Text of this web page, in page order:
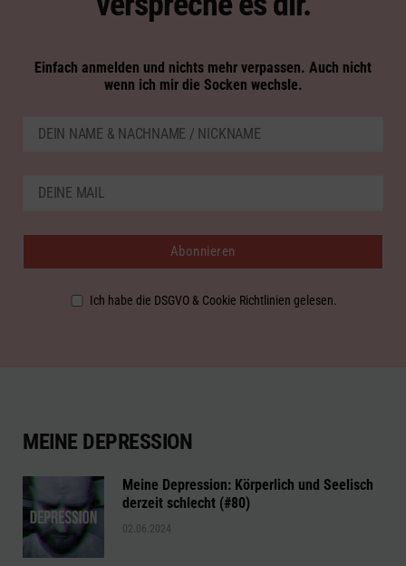
Einfach anmelden und nichts mehr verpassen. Auch nicht
wenn ich mir die Socken wechsle.
Ich habe die DSGVO & Cookie Richtlinien gelesen.
MEINE DEPRESSION
Meine Depression: Körperlich und Seelisch
derzeit schlecht (#80)
02.06.2024